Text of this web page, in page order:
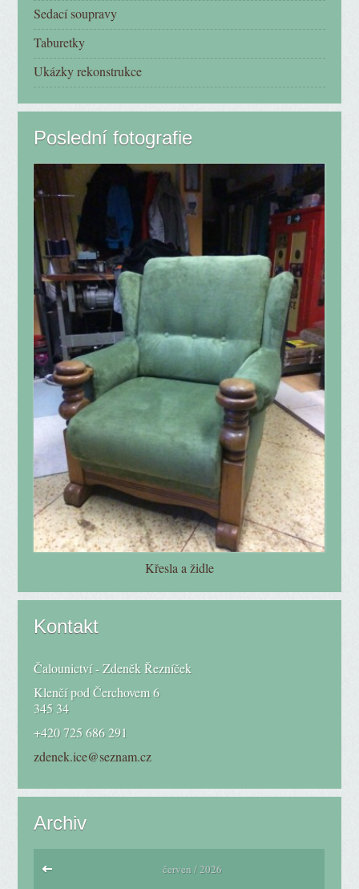
Sedací soupravy
Taburetky
Ukázky rekonstrukce
Poslední fotografie
Křesla a židle
Kontakt
Čalounictví - Zdeněk Řezníček
Klenčí pod Čerchovem 6
345 34
+420 725 686 291
zdenek.ice@seznam.cz
Archiv
červen / 2026